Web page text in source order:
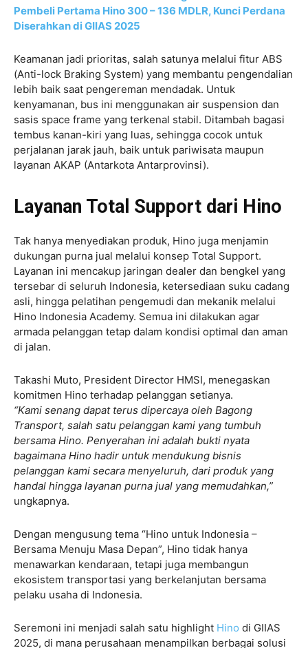
Pembeli Pertama Hino 300 – 136 MDLR, Kunci Perdana
Diserahkan di GIIAS 2025
Keamanan jadi prioritas, salah satunya melalui fitur ABS
(Anti-lock Braking System) yang membantu pengendalian
lebih baik saat pengereman mendadak. Untuk
kenyamanan, bus ini menggunakan air suspension dan
sasis space frame yang terkenal stabil. Ditambah bagasi
tembus kanan-kiri yang luas, sehingga cocok untuk
perjalanan jarak jauh, baik untuk pariwisata maupun
layanan AKAP (Antarkota Antarprovinsi).
Layanan Total Support dari Hino
Tak hanya menyediakan produk, Hino juga menjamin
dukungan purna jual melalui konsep Total Support.
Layanan ini mencakup jaringan dealer dan bengkel yang
tersebar di seluruh Indonesia, ketersediaan suku cadang
asli, hingga pelatihan pengemudi dan mekanik melalui
Hino Indonesia Academy. Semua ini dilakukan agar
armada pelanggan tetap dalam kondisi optimal dan aman
di jalan.
Takashi Muto, President Director HMSI, menegaskan
komitmen Hino terhadap pelanggan setianya.
“Kami senang dapat terus dipercaya oleh Bagong
Transport, salah satu pelanggan kami yang tumbuh
bersama Hino. Penyerahan ini adalah bukti nyata
bagaimana Hino hadir untuk mendukung bisnis
pelanggan kami secara menyeluruh, dari produk yang
handal hingga layanan purna jual yang memudahkan,”
ungkapnya.
Dengan mengusung tema “Hino untuk Indonesia –
Bersama Menuju Masa Depan”, Hino tidak hanya
menawarkan kendaraan, tetapi juga membangun
ekosistem transportasi yang berkelanjutan bersama
pelaku usaha di Indonesia.
Seremoni ini menjadi salah satu highlight Hino di GIIAS
2025, di mana perusahaan menampilkan berbagai solusi